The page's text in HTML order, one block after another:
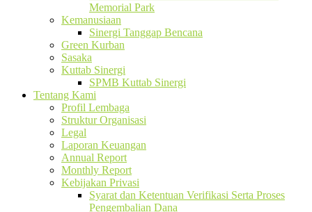
Memorial Park
Kemanusiaan
Sinergi Tanggap Bencana
Green Kurban
Sasaka
Kuttab Sinergi
SPMB Kuttab Sinergi
Tentang Kami
Profil Lembaga
Struktur Organisasi
Legal
Laporan Keuangan
Annual Report
Monthly Report
Kebijakan Privasi
Syarat dan Ketentuan Verifikasi Serta Proses
Pengembalian Dana